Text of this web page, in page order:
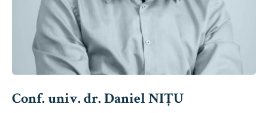
Conf. univ. dr. Daniel NIŢU